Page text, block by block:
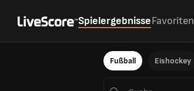
SpielergebnisseFavoriten
Fußball Eishockey